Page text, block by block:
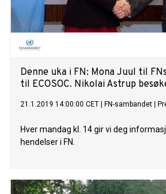
Denne uka i FN: Mona Juul til
til ECOSOC. Nikolai Astrup
21.1.2019 14:00:00 CET FN-sambandet
Hver mandag kl. 14 gir vi deg
hendelser i FN.